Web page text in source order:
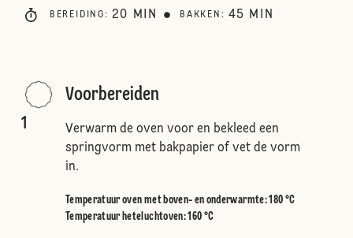
BEREIDING : 20 MIN BAKKEN : 45 MIN
1
Voorbereiden
Verwarm de oven voor en bekleed een
springvorm met bakpapier of vet de vorm
in.
Temperatuur oven met boven- en onderwarmte:180 °C
Temperatuur heteluchtoven:160 °C